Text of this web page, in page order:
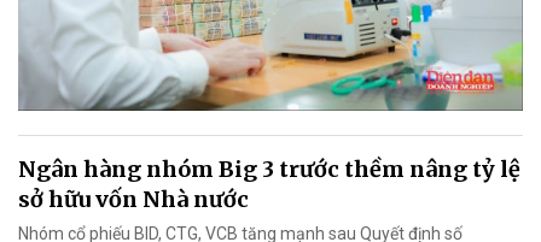
Ngân hàng nhóm Big 3 trước thềm nâng tỷ lệ
sở hữu vốn Nhà nước
Nhóm cổ phiếu BID, CTG, VCB tăng mạnh sau Quyết định số